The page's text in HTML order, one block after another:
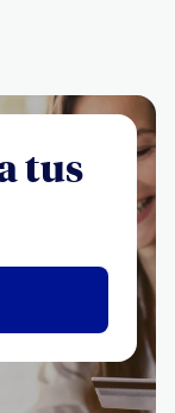
tus